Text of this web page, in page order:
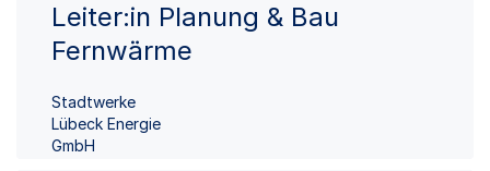
Leiter:in Planung & Bau
Fernwärme
Stadtwerke
Lübeck Energie
GmbH